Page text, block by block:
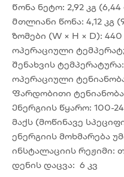
Წონა ნეტო: 2,92 კგ
Მთლიანი წონა: 4,12 კგ
ზომები (W × H × D): 440
ოპერაციული
Შენახვის
ოპერაციული
Ფარდობითი
Ენერგიის წყარო: 100-
მაქს (მოწინავე
ენერგიის მოხმარება
ინსტალაციის რეჟიმი:
დენის დაცვა: 6 კვ